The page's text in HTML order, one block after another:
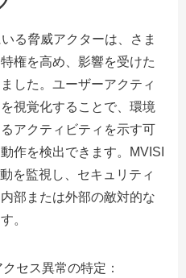
る脅威アクターは、さま
権を高め、影響を受けた
した。ユーザーアクティ
視覚化することで、環境
アクティビティを示す可
作を検出できます。MVISI
を監視し、セキュリティ
部または外部の敵対的な
。
セス異常の特定：